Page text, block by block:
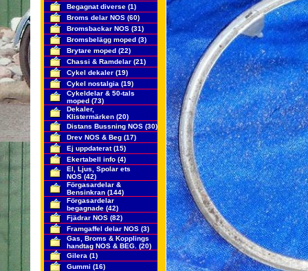
Begagnat diverse(1)
Broms delar NOS(60)
Bromsbackar NOS(31)
Bromsbelägg moped(3)
Brytare moped(22)
Chassi & Ramdelar(21)
Cykel dekaler(19)
Cykel nostalgia (19)
Cykeldelar & 50-tals
moped(73)
Dekaler,
Klistermärken(20)
Distans Bussning NOS(30)
Drev NOS & Beg(17)
Ej uppdaterat(15)
Ekertabell info(4)
El, Ljus, Spolar ets
NOS(42)
Förgasardelar &
Bensinkran(144)
Förgasardelar
begagnade(42)
Fjädrar NOS(82)
Framgaffel delar NOS(3)
Gas, Broms & Kopplings
handtag NOS & BEG. (20)
Gilera (1)
Gummi (16)